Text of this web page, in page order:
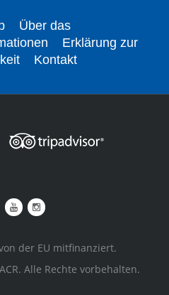
Über das
Erklärung zur
Kontakt
der EU mitfinanziert.
Alle Rechte vorbehalten.